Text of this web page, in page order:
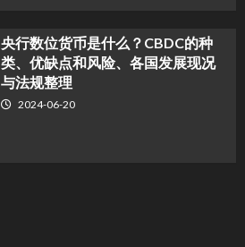
央行数位货币是什么？CBDC的种
类、优缺点和风险、各国发展现况
与法规整理
2024-06-20